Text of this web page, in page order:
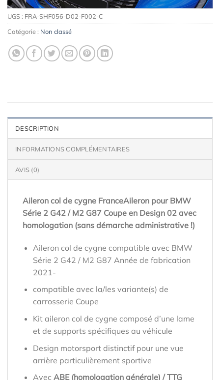
UGS : FRA-SHF056-D02-F002-C
Catégorie : Non classé
DESCRIPTION
INFORMATIONS COMPLÉMENTAIRES
AVIS (0)
Aileron col de cygne FranceAileron pour BMW
Série 2 G42 / M2 G87 Coupe en Design 02 avec
homologation (sans démarche administrative !)
Aileron col de cygne compatible avec BMW
Série 2 G42 / M2 G87 Année de fabrication
2021-
compatible avec la/les variante(s) de
carrosserie Coupe
Kit aileron col de cygne composé d’une lame
et de supports spécifiques au véhicule
Design motorsport distinctif pour une vue
arrière particulièrement sportive
Avec ABE (homologation générale) / TTG